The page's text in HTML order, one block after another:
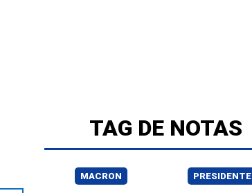
TAG DE NOTAS
MACRON PRESIDENTE